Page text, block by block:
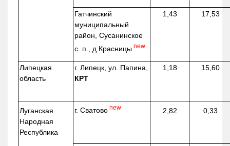
Гатчинский
муниципальный
район, Сусанинское
с. п.,д.Красницы new
1,43 17,53
Липецкая
область
г. Липецк, ул. Папина,
КРТ
1,18 15,60
Луганская
Народная
Республика
г. Сватово new 2,82 0,33